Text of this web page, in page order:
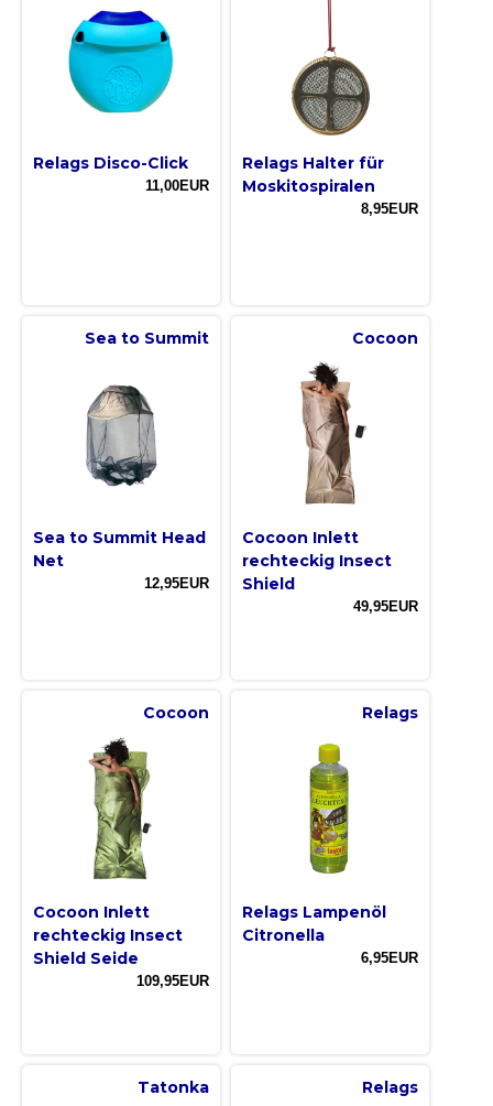
Relags Disco-Click
11,00EUR
Relags Halter für
Moskitospiralen
8,95EUR
Sea to Summit
Sea to Summit Head
Net
12,95EUR
Cocoon
Cocoon Inlett
rechteckig Insect
Shield
49,95EUR
Cocoon
Cocoon Inlett
rechteckig Insect
Shield Seide
109,95EUR
Relags
Relags Lampenöl
Citronella
6,95EUR
Tatonka Relags